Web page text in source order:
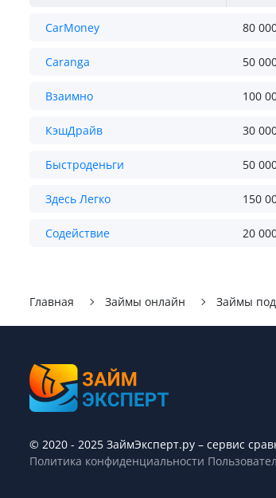
CarMoney 80
Caranga 50
Взаимно 100
КэшДрайв 30
Быстроденьги 50
Здесь Легко 150
Содействие 20
Главная Займы онлайн Займы
© 2020 - 2025 ЗаймЭксперт.ру – сервис
Политика конфиденциальности